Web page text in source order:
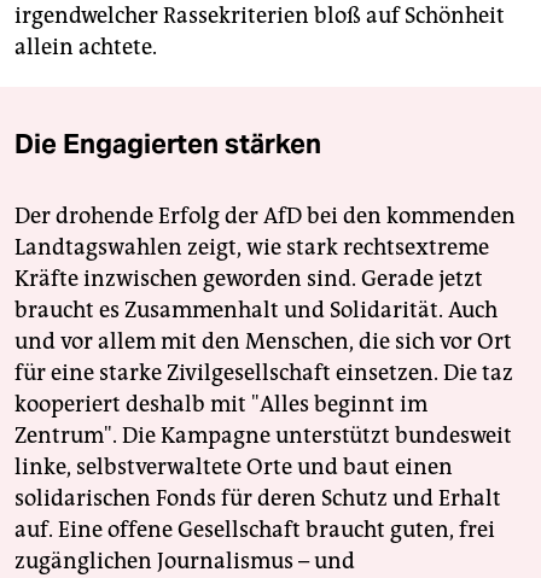
irgendwelcher Rasse­kriterien bloß auf Schönheit
allein achtete.
Die Engagierten stärken
Der drohende Erfolg der AfD bei den kommenden
Landtagswahlen zeigt, wie stark rechtsextreme
Kräfte inzwischen geworden sind. Gerade jetzt
braucht es Zusammenhalt und Solidarität. Auch
und vor allem mit den Menschen, die sich vor Ort
für eine starke Zivilgesellschaft einsetzen. Die taz
kooperiert deshalb mit "Alles beginnt im
Zentrum". Die Kampagne unterstützt bundesweit
linke, selbstverwaltete Orte und baut einen
solidarischen Fonds für deren Schutz und Erhalt
auf. Eine offene Gesellschaft braucht guten, frei
zugänglichen Journalismus – und